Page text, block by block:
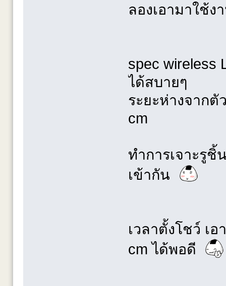
ลองเอามาใช้ง
spec wireless
ได้สบายๆ
ระยะห่างจาก
cm
ทำการเจาะรู
เข้ากัน
เวลาตั้งโชว์ เ
cm ได้พอดี